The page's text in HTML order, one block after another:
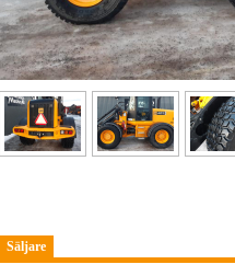
Säljare